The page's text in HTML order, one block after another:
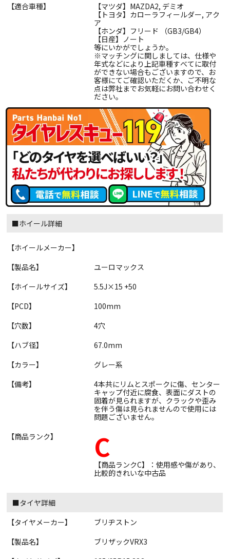
【適合車種】
【マツダ】MAZDA2, デミオ
【トヨタ】カローラフィールダー, アク
ア
【ホンダ】フリード （GB3/GB4）
【日産】ノート
等にいかがでしょうか。
※マッチングに関しましては、仕様や
年式などにより上記車種すべてに取付
ができない場合もございますので、お
客様にてご確認いただくか、ご不明な
点は弊社までお気軽にお問い合わせく
ださい。
■ホイール詳細
【ホイールメーカー】
【製品名】
ユーロマックス
【ホイールサイズ】
5.5J×15 +50
【PCD】
100mm
【穴数】
4穴
【ハブ径】
67.0mm
【カラー】
グレー系
【備考】
4本共にリムとスポークに傷、センター
キャップ付近に腐食、表面にダストの
固着が見られますが、クラックや歪み
を伴う傷は見られませんので使用には
問題ございません。
【商品ランク】
C
【商品ランクC】：使用感や傷があり、
比較的きれいな中古品
■タイヤ詳細
【タイヤメーカー】
ブリヂストン
【製品名】
ブリザックVRX3